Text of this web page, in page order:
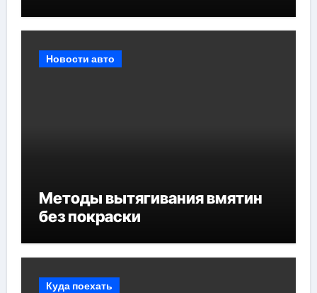
Новости авто
Методы вытягивания вмятин
без покраски
Куда поехать